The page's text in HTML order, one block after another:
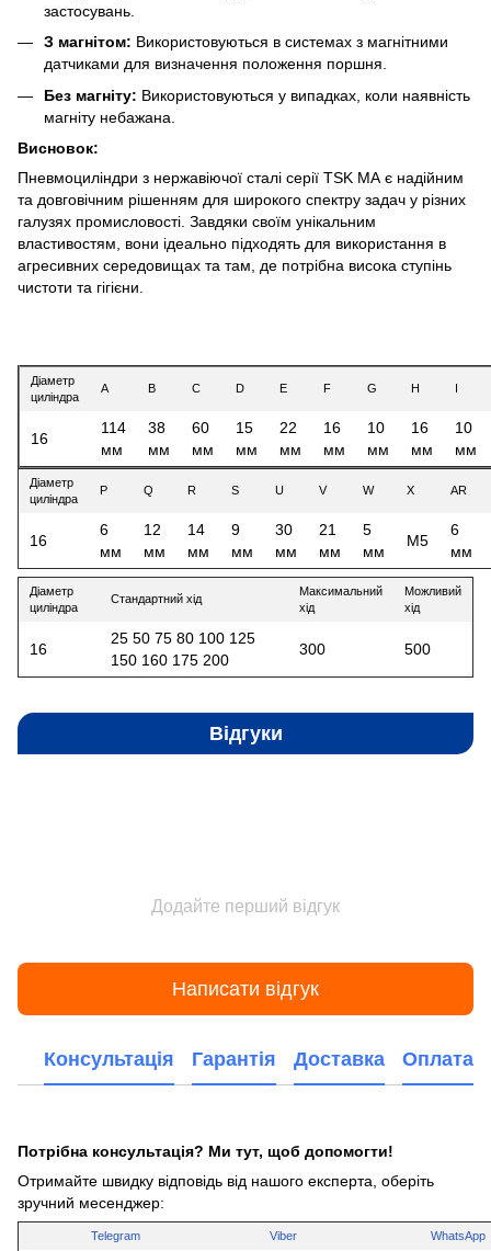
застосувань.
З магнітом: Використовуються в системах з магнітними
датчиками для визначення положення поршня.
Без магніту: Використовуються у випадках, коли наявність
магніту небажана.
Висновок:
Пневмоциліндри з нержавіючої сталі серії TSK МА є надійним
та довговічним рішенням для широкого спектру задач у різних
галузях промисловості. Завдяки своїм унікальним
властивостям, вони ідеально підходять для використання в
агресивних середовищах та там, де потрібна висока ступінь
чистоти та гігієни.
Діаметр
циліндра
A B C D E F G H
16
114
мм
38
мм
60
мм
15
мм
22
мм
16
мм
10
мм
16
мм
10
мм
Діаметр
циліндра
P Q R S U V W X AR
16
6
мм
12
мм
14
мм
9
мм
30
мм
21
мм
5
мм
M5
6
мм
Діаметр
циліндра
Стандартний хід
Максимальний
хід
Можливий
хід
16
25 50 75 80 100 125
150 160 175 200
300 500
Відгуки
Додайте перший відгук
Написати відгук
Консультація Гарантія Доставка Оплата
Потрібна консультація? Ми тут, щоб допомогти!
Отримайте швидку відповідь від нашого експерта, оберіть
зручний месенджер:
Telegram Viber WhatsApp